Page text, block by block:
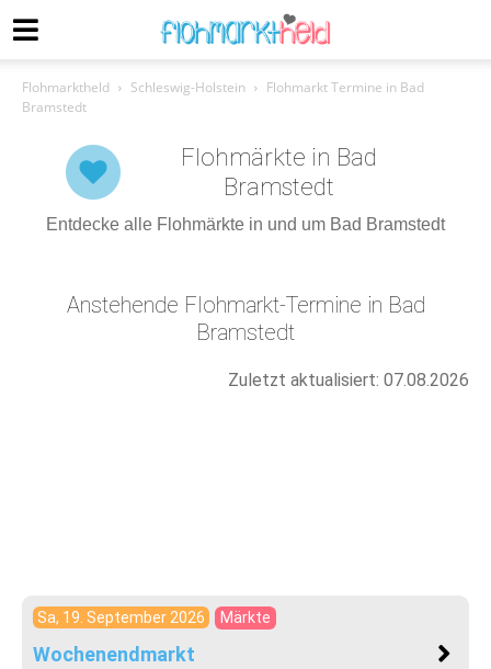
Flohmarktheld Schleswig-Holstein
Flohmarkt Termine in Bad
Bramstedt
Flohmärkte in Bad
Bramstedt
Entdecke alle Flohmärkte in und um Bad Bramstedt
Anstehende Flohmarkt-Termine in Bad
Bramstedt
Zuletzt aktualisiert: 07.08.2026
Sa, 19. September 2026 Märkte
Wochenendmarkt